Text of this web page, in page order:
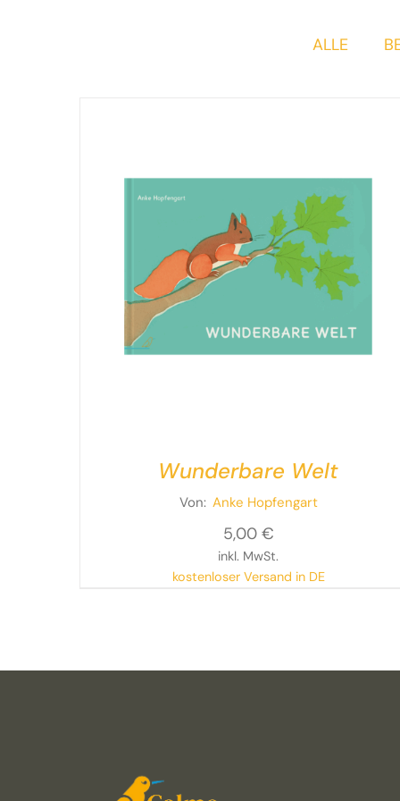
ALLE
Wunderbare Welt
Von: Anke Hopfengart
5,00 €
inkl. MwSt.
kostenloser Versand in DE